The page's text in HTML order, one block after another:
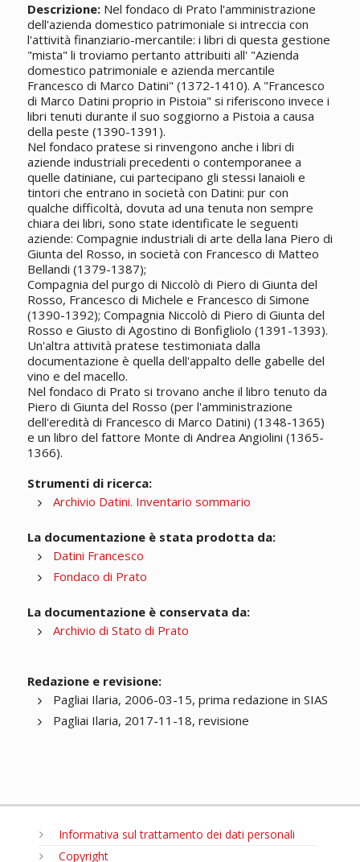
Descrizione:Nel fondaco di Prato l'amministrazione
dell'azienda domestico patrimoniale si intreccia con
l'attività finanziario-mercantile: i libri di questa gestione
"mista" li troviamo pertanto attribuiti all' "Azienda
domestico patrimoniale e azienda mercantile
Francesco di Marco Datini" (1372-1410). A "Francesco
di Marco Datini proprio in Pistoia" si riferiscono invece i
libri tenuti durante il suo soggiorno a Pistoia a causa
della peste (1390-1391).
Nel fondaco pratese si rinvengono anche i libri di
aziende industriali precedenti o contemporanee a
quelle datiniane, cui partecipano gli stessi lanaioli e
tintori che entrano in società con Datini: pur con
qualche difficoltà, dovuta ad una tenuta non sempre
chiara dei libri, sono state identificate le seguenti
aziende: Compagnie industriali di arte della lana Piero di
Giunta del Rosso, in società con Francesco di Matteo
Bellandi (1379-1387);
Compagnia del purgo di Niccolò di Piero di Giunta del
Rosso, Francesco di Michele e Francesco di Simone
(1390-1392); Compagnia Niccolò di Piero di Giunta del
Rosso e Giusto di Agostino di Bonfigliolo (1391-1393).
Un'altra attività pratese testimoniata dalla
documentazione è quella dell'appalto delle gabelle del
vino e del macello.
Nel fondaco di Prato si trovano anche il libro tenuto da
Piero di Giunta del Rosso (per l'amministrazione
dell'eredità di Francesco di Marco Datini) (1348-1365)
e un libro del fattore Monte di Andrea Angiolini (1365-
1366).
Strumenti di ricerca:
Archivio Datini. Inventario sommario
La documentazione è stata prodotta da:
Datini Francesco
Fondaco di Prato
La documentazione è conservata da:
Archivio di Stato di Prato
Redazione e revisione:
Pagliai Ilaria, 2006-03-15, prima redazione in SIAS
Pagliai Ilaria, 2017-11-18, revisione
Informativa sul trattamento dei dati personali
Copyright